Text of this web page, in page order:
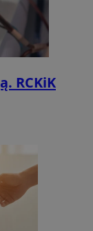
RCKiK